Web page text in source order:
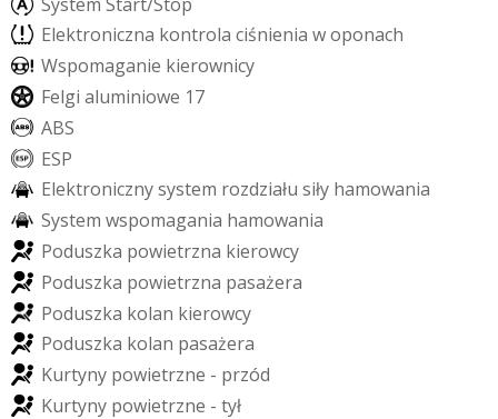
Elektroniczna kontrola ciśnienia woponach
Wspomaganie kierownicy
Felgi aluminiowe 17
ABS
ESP
Elektronicznysystem rozdziału siły hamowania
System wspomagania hamowania
Poduszka powietrzna kierowcy
Poduszka powietrzna pasażera
Poduszka kolan kierowcy
Poduszka kolan pasażera
Kurtyny powietrzne - przód
Kurtyny powietrzne - tył